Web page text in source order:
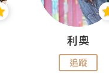
利奧
追蹤